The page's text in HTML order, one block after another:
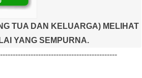
TUA DAN KELUARGA) MELIHAT
YANG SEMPURNA.